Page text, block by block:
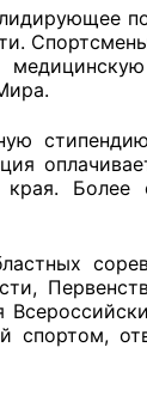
края.
спортом,